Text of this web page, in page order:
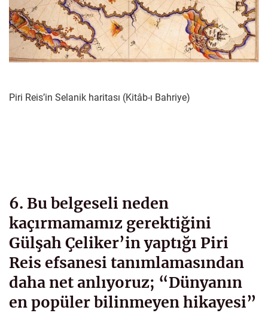
Piri Reis’in Selanik haritası (Kitâb-ı Bahriye)
6. Bu belgeseli neden
kaçırmamamız gerektiğini
Gülşah Çeliker’in yaptığı Piri
Reis efsanesi tanımlamasından
daha net anlıyoruz; “Dünyanın
en popüler bilinmeyen hikayesi”